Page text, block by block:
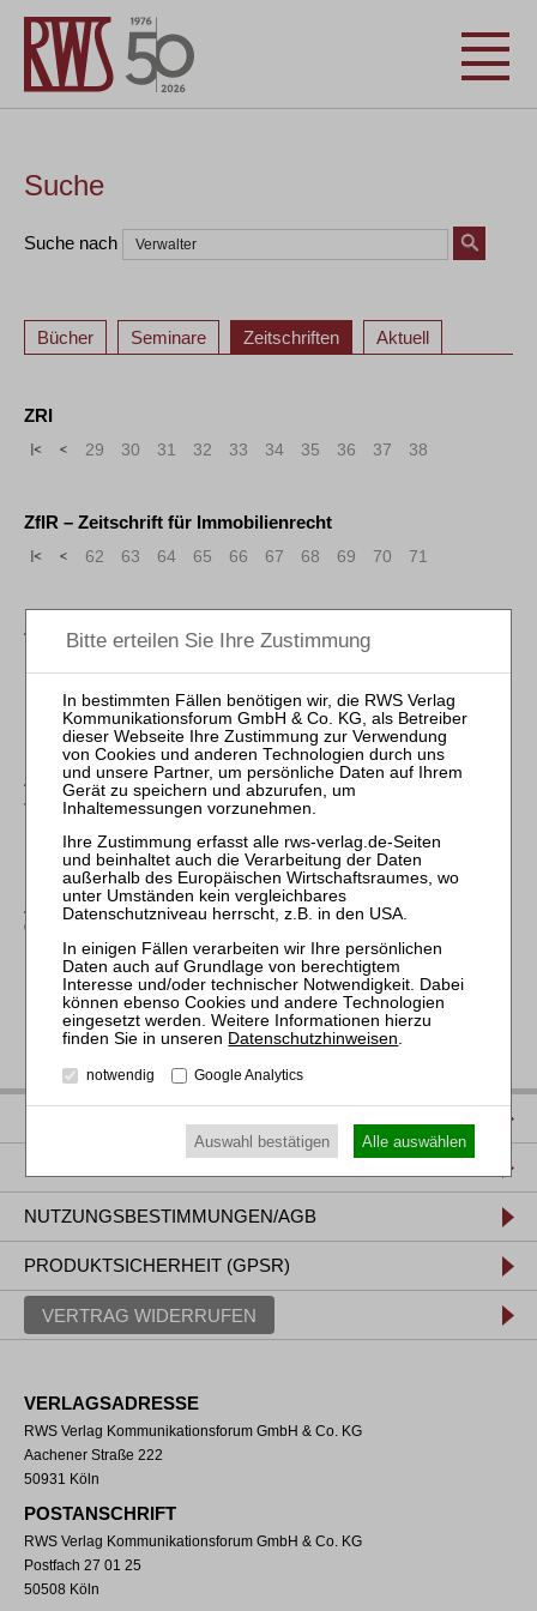
Suche
Suche nach
Bücher Seminare Zeitschriften Aktuell
ZRI
« < 29 30 31 32 33 34 35 36 37 38
ZfIR – Zeitschrift für Immobilienrecht
« < 62 63 64 65 66 67 68 69 70 71
ZVI – Zeitschrift für Verbraucher- und Privat-
Insolvenzrecht
ZBB – Zeitschrift für Bankrecht und Bankwirtschaft /
Journal of Banking Law and Banking
< 12 13 16 17 19 20 21
ZWeR – Zeitschrift für Wettbewerbsrecht / Journal of
Competition Law
NUTZUNGSBESTIMMUNGEN/AGB
PRODUKTSICHERHEIT (GPSR)
VERTRAG WIDERRUFEN
VERLAGSADRESSE
RWS Verlag Kommunikationsforum GmbH & Co. KG
Aachener Straße 222
50931 Köln
POSTANSCHRIFT
RWS Verlag Kommunikationsforum GmbH & Co. KG
Postfach 27 01 25
50508 Köln
Datenschutzhinweisen
notwendig Google Analytics
Auswahl bestätigen Alle auswählen